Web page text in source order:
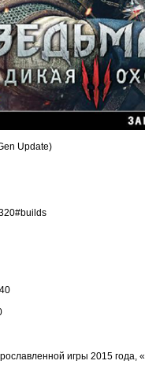
Update)
игры 2015 года,